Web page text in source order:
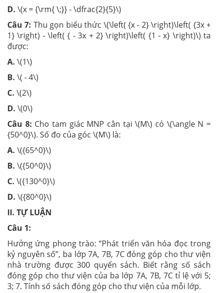
D. \(x = {\rm{ \;}} - \dfrac{2}{5}\)
Câu 7: Thu gọn biểu thức \(\left( {x - 2} \right)\left( {3x +
1} \right) - \left( { - 3x + 2} \right)\left( {1 - x} \right)\) ta
được:
A. \(1\)
B. \( - 4\)
C. \(2\)
D. \(0\)
Câu 8: Cho tam giác MNP cân tại \(M\) có \(\angle N =
{50^0}\). Số đo của góc \(M\) là:
A. \({65^0}\)
B. \({50^0}\)
C. \({130^0}\)
D. \({80^0}\)
II. TỰ LUẬN
Câu 1:
Hưởng ứng phong trào: “Phát triển văn hóa đọc trong
kỷ nguyên số”, ba lớp 7A, 7B, 7C đóng góp cho thư viện
nhà trường được 300 quyển sách. Biết rằng số sách
đóng góp cho thư viện của ba lớp 7A, 7B, 7C tỉ lệ với 5;
3; 7. Tính số sách đóng góp cho thư viện của mỗi lớp.